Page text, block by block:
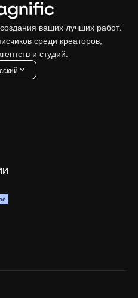
ваших лучших работ.
среди креаторов,
и студий.